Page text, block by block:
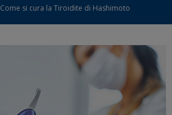
Come si cura la Tiroidite di Hashimoto